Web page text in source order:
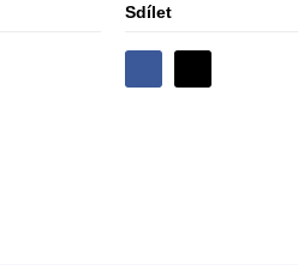
Sdílet
Sdílejte